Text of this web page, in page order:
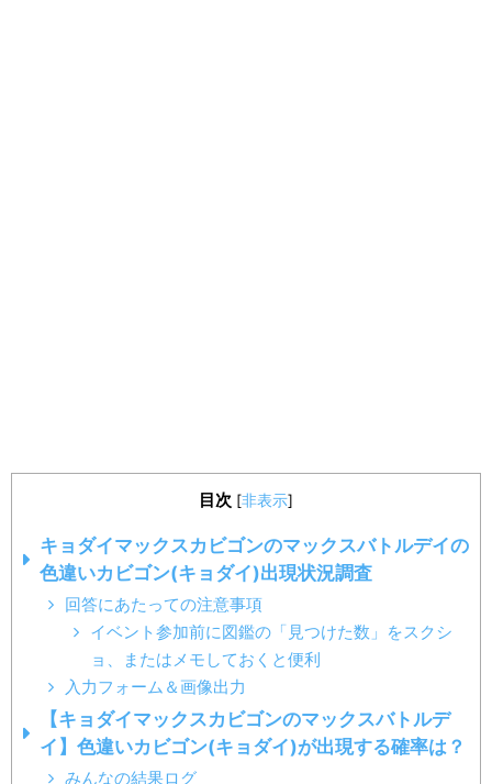
目次 [非表示]
キョダイマックスカビゴンのマックスバトルデイの
色違いカビゴン(キョダイ)出現状況調査
回答にあたっての注意事項
イベント参加前に図鑑の「見つけた数」をスクシ
ョ、またはメモしておくと便利
入力フォーム＆画像出力
【キョダイマックスカビゴンのマックスバトルデ
イ】色違いカビゴン(キョダイ)が出現する確率は？
みんなの結果ログ